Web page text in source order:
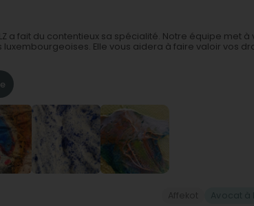
a fait du contentieux sa spécialité. Notre équipe
Elle vous aidera à faire valoir vos